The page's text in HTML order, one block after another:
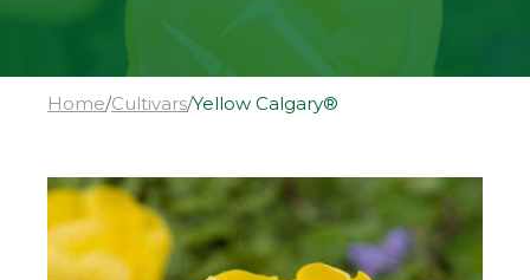
Home/Cultivars/Yellow Calgary®